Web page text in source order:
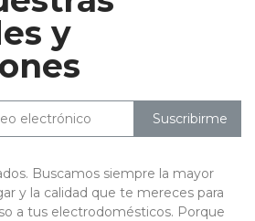
y
Suscribirme
Buscamos siempre la mayor
y la calidad que te mereces para
a tus electrodomésticos. Porque